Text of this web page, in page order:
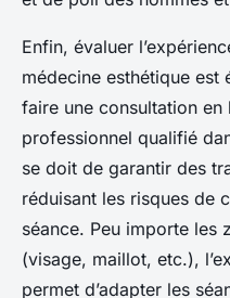
Enfin, évaluer
médecine esthétique est
faire une consultation
professionnel qualifié
se doit de garantir des
réduisant les risques de
séance. Peu importe les
(visage, maillot, etc.),
permet d’adapter les